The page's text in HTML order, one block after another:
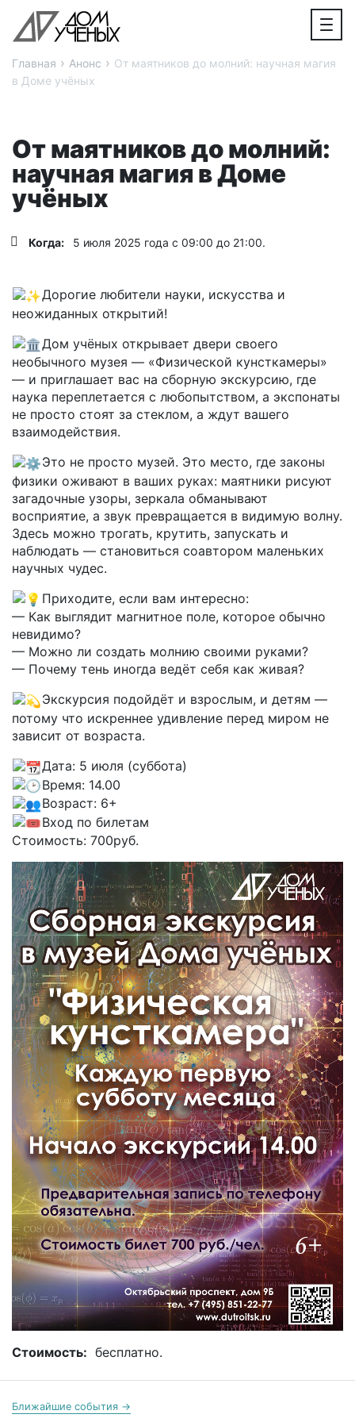
Главная › Анонс › От маятников до молний: научная магия
в Доме учёных
От маятников до молний:
научная магия в Доме
учёных
Когда: 5 июля 2025 года с 09:00 до 21:00.
Дорогие любители науки, искусства и
неожиданных открытий!
Дом учёных открывает двери своего
необычного музея — «Физической кунсткамеры»
— и приглашает вас на сборную экскурсию, где
наука переплетается с любопытством, а экспонаты
не просто стоят за стеклом, а ждут вашего
взаимодействия.
Это не просто музей. Это место, где законы
физики оживают в ваших руках: маятники рисуют
загадочные узоры, зеркала обманывают
восприятие, а звук превращается в видимую волну.
Здесь можно трогать, крутить, запускать и
наблюдать — становиться соавтором маленьких
научных чудес.
Приходите, если вам интересно:
— Как выглядит магнитное поле, которое обычно
невидимо?
— Можно ли создать молнию своими руками?
— Почему тень иногда ведёт себя как живая?
Экскурсия подойдёт и взрослым, и детям —
потому что искреннее удивление перед миром не
зависит от возраста.
Дата: 5 июля (суббота)
Время: 14.00
Возраст: 6+
Вход по билетам
Стоимость: 700руб.
Стоимость: бесплатно.
Ближайшие события →